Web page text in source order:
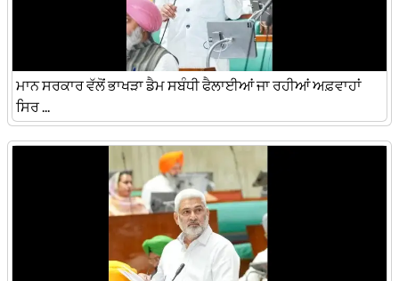
ਮਾਨ ਸਰਕਾਰ ਵੱਲੋਂ ਭਾਖੜਾ ਡੈਮ ਸਬੰਧੀ ਫੈਲਾਈਆਂ ਜਾ ਰਹੀਆਂ ਅਫ਼ਵਾਹਾਂ
ਸਿਰ ...